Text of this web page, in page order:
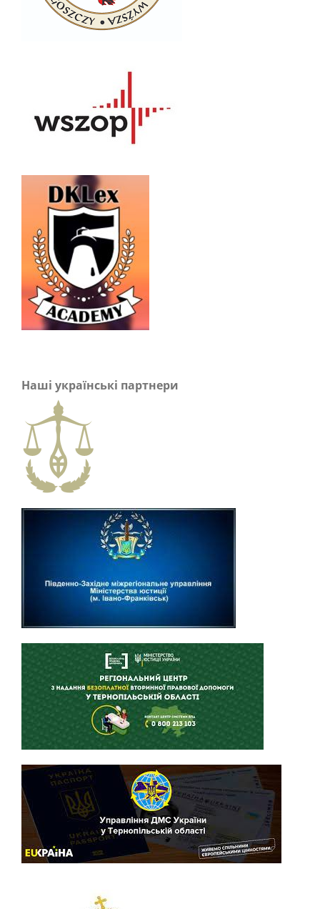
Наші українські партнери